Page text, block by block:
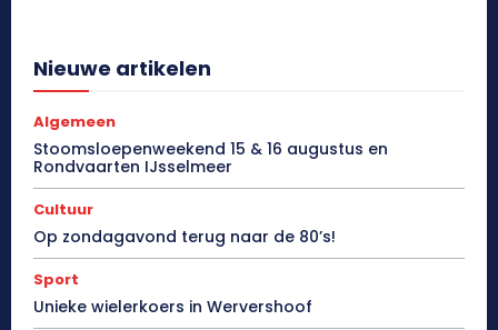
Nieuwe artikelen
Algemeen
Stoomsloepenweekend 15 & 16 augustus en
Rondvaarten IJsselmeer
Cultuur
Op zondagavond terug naar de 80’s!
Sport
Unieke wielerkoers in Wervershoof